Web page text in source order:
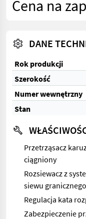
Cena na
DANE
Rok produkcji
Szerokość
Numer wewnętrzny
Stan
Przetrząsacz
ciągniony
Rozsiewacz z
siewu granicznego
Regulacja kata
Zabezpieczenie